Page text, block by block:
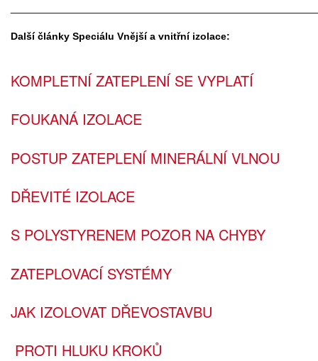
Další články Speciálu Vnější a vnitřní izolace:
KOMPLETNÍ ZATEPLENÍ SE VYPLATÍ
FOUKANÁ IZOLACE
POSTUP ZATEPLENÍ MINERÁLNÍ VLNOU
DŘEVITÉ IZOLACE
S POLYSTYRENEM POZOR NA CHYBY
ZATEPLOVACÍ SYSTÉMY
JAK IZOLOVAT DŘEVOSTAVBU
PROTI HLUKU KROKŮ